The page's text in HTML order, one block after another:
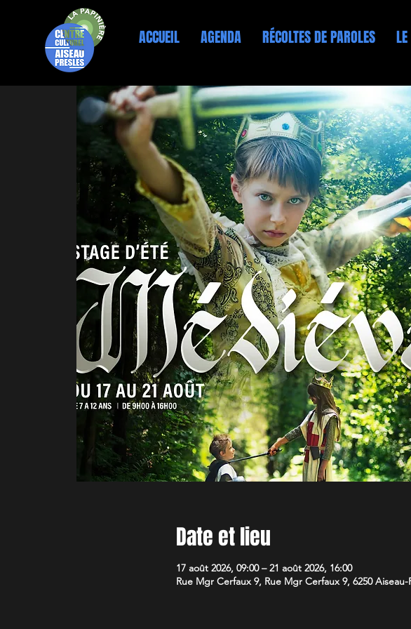
ACCUEIL AGENDA RÉCOLTES DE PAROLES
Date et lieu
17 août 2026, 09:00 – 21 août 2026, 16:00
Rue Mgr Cerfaux 9, Rue Mgr Cerfaux 9, 6250